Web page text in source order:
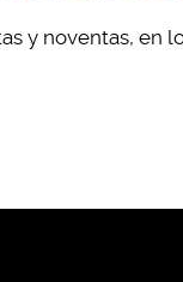
y noventas, en